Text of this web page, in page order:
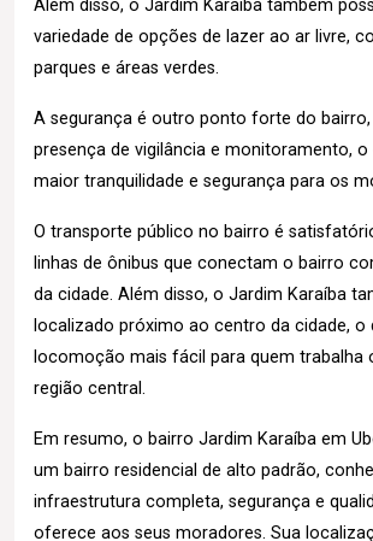
Além disso, o Jardim Karaíba também
variedade de opções de lazer ao ar livre,
parques e áreas verdes.
A segurança é outro ponto forte do
presença de vigilância e monitoramento,
maior tranquilidade e segurança para os
O transporte público no bairro é
linhas de ônibus que conectam o bairro
da cidade. Além disso, o Jardim Karaíba
localizado próximo ao centro da cidade, o
locomoção mais fácil para quem trabalha
região central.
Em resumo, o bairro Jardim Karaíba em
um bairro residencial de alto padrão,
infraestrutura completa, segurança e
oferece aos seus moradores. Sua